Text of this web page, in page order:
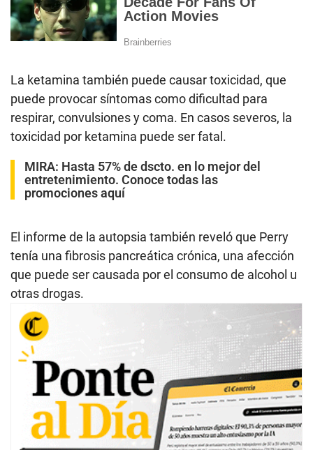
La ketamina también puede causar toxicidad, que
puede provocar síntomas como dificultad para
respirar, convulsiones y coma. En casos severos, la
toxicidad por ketamina puede ser fatal.
MIRA: Hasta 57% de dscto. en lo mejor del
entretenimiento. Conoce todas las
promociones aquí
El informe de la autopsia también reveló que Perry
tenía una fibrosis pancreática crónica, una afección
que puede ser causada por el consumo de alcohol u
otras drogas.